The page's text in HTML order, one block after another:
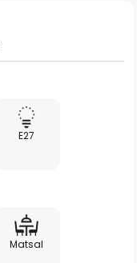
E27
Matsal